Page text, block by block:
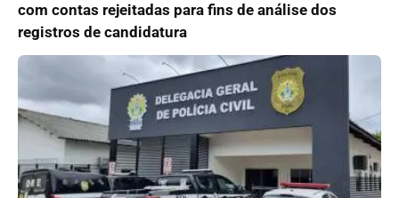
com contas rejeitadas para fins de análise dos
registros de candidatura